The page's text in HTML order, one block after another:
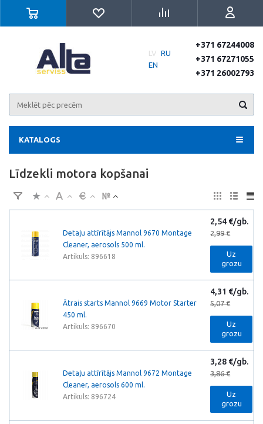
LV RU
EN
+371 67244008
+371 67271055
+371 26002793
KATALOGS
Līdzekli motora kopšanai
Detaļu attīrītājs Mannol 9670 Montage
Cleaner, aerosols 500 ml.
Artikuls: 896618
2,54 €/gb.
2,99 €
Uz
grozu
Ātrais starts Mannol 9669 Motor Starter
450 ml.
Artikuls: 896670
4,31 €/gb.
5,07 €
Uz
grozu
Detaļu attīrītājs Mannol 9672 Montage
Cleaner, aerosols 600 ml.
Artikuls: 896724
3,28 €/gb.
3,86 €
Uz
grozu